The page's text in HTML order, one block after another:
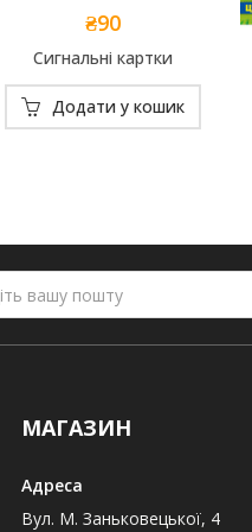
Add to
Wishlist
₴90
Сигнальні картки
Додати у кошик
МАГАЗИН
Адреса
Вул. М. Заньковецької, 4